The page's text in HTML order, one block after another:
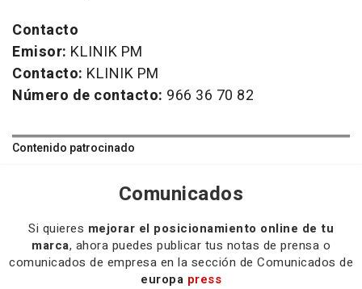
Contacto
Emisor: KLINIK PM
Contacto: KLINIK PM
Número de contacto: 966 36 70 82
Contenido patrocinado
Comunicados
Si quieres mejorar el posicionamiento online de tu
marca, ahora puedes publicar tus notas de prensa o
comunicados de empresa en la sección de Comunicados de
europa press